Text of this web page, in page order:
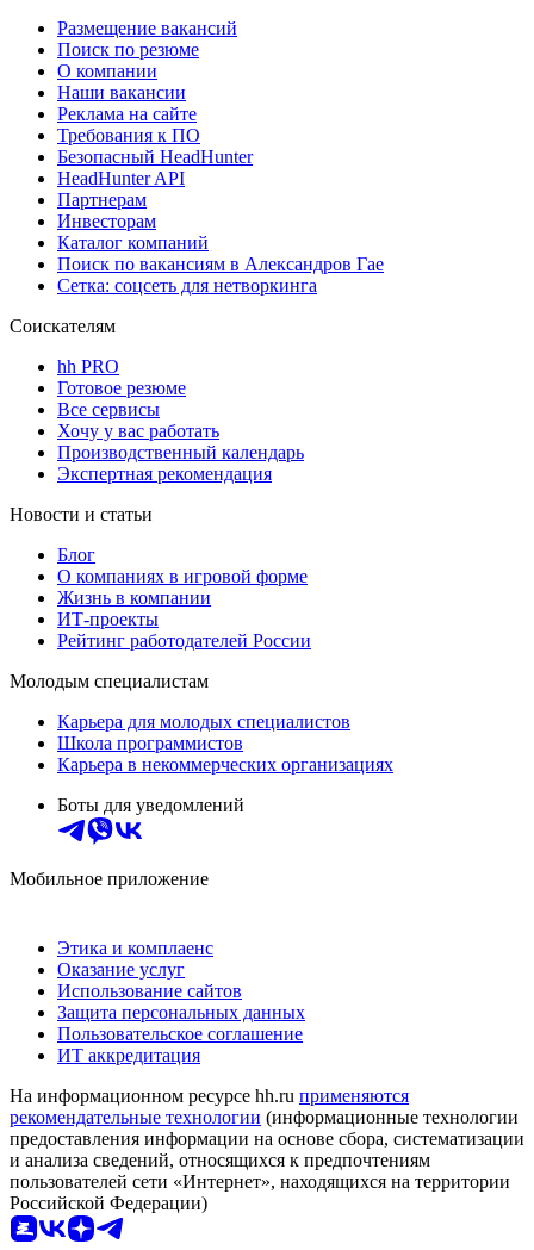
Размещение вакансий
Поиск по резюме
О компании
Наши вакансии
Реклама на сайте
Требования к ПО
Безопасный HeadHunter
HeadHunter API
Партнерам
Инвесторам
Каталог компаний
Поиск по вакансиям в Александров Гае
Сетка: соцсеть для нетворкинга
Соискателям
hh PRO
Готовое резюме
Все сервисы
Хочу у вас работать
Производственный календарь
Экспертная рекомендация
Новости и статьи
Блог
О компаниях в игровой форме
Жизнь в компании
ИТ-проекты
Рейтинг работодателей России
Молодым специалистам
Карьера для молодых специалистов
Школа программистов
Карьера в некоммерческих организациях
Боты для уведомлений
Мобильное приложение
Этика и комплаенс
Оказание услуг
Использование сайтов
Защита персональных данных
Пользовательское соглашение
ИТ аккредитация
На информационном ресурсе hh.ru применяются
рекомендательные технологии (информационные технологии
предоставления информации на основе сбора, систематизации
и анализа сведений, относящихся к предпочтениям
пользователей сети «Интернет», находящихся на территории
Российской Федерации)